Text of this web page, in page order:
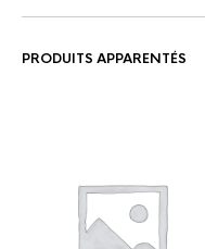
PRODUITS APPARENTÉS